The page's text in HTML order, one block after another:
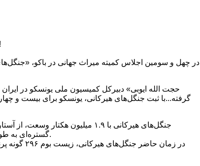
در چهل و سومین اجلاس کمیته میراث جهانی در باکو، «جنگل‌های
گرفته...با ثبت جنگل‌های هیرکانی، یونسکو برای بیست و
جنگل‌های هیرکانی با ۱.۹ میلیون
گستره‌ای به طول تقریبی ۸۰۰ کیلومتر و عرض ۲۰ تا ۷۰ کیلومتر پراکنش دارد.